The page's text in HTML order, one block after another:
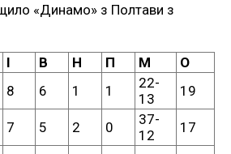
«Динамо» з Полтави з
І В Н П М
О
8 6 1 1
22-
13
19
7 5 2 0
37-
12
17